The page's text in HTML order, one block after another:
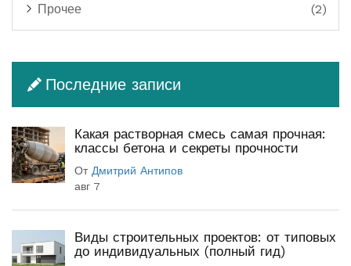
Прочее (2)
Последние записи
Какая растворная смесь самая прочная:
классы бетона и секреты прочности
От Дмитрий Антипов
авг 7
Виды строительных проектов: от типовых
до индивидуальных (полный гид)